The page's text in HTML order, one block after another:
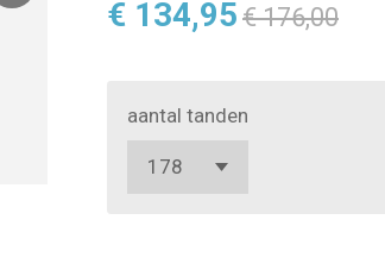
€ 134,95 € 176,00
aantal tanden